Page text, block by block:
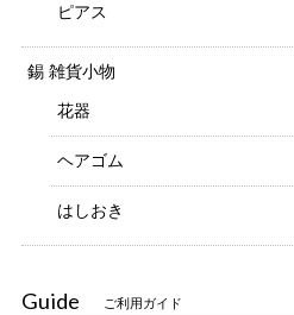
ピアス
錫 雑貨小物
花器
ヘアゴム
はしおき
Guide ご利用ガイド